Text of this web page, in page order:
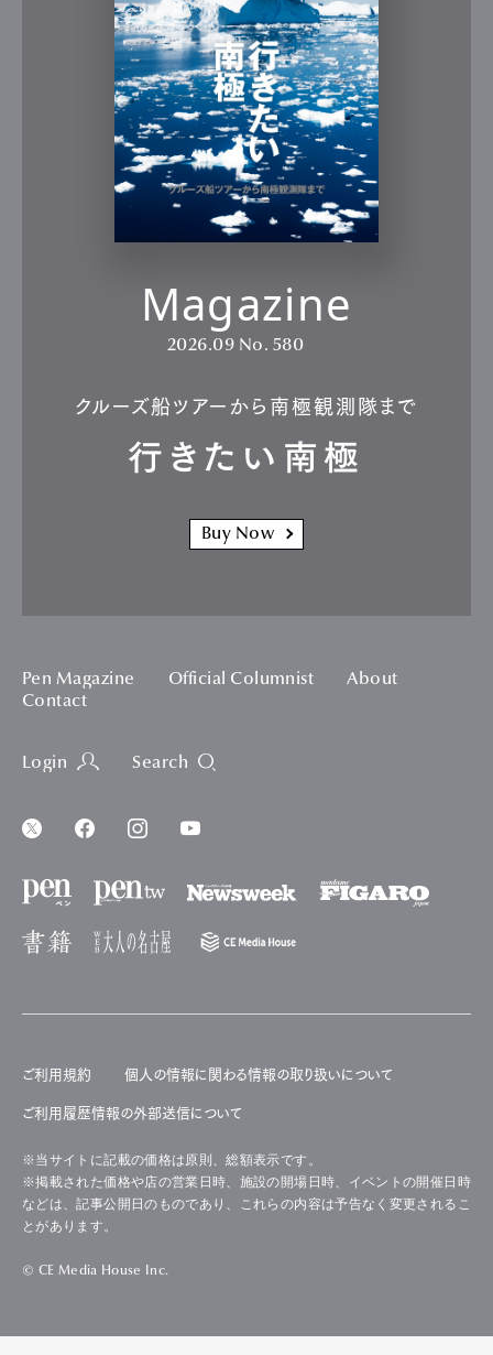
Magazine
2026.09 No. 580
クルーズ船ツアーから南極観測隊まで
行きたい南極
Buy Now
Pen Magazine Official Columnist
About
Contact
Login Search
ご利用規約 個人の情報に関わる情報の取り扱いについて
ご利用履歴情報の外部送信について
※当サイトに記載の価格は原則、総額表示です。
※掲載された価格や店の営業日時、施設の開場日時、イベントの開催日時
などは、記事公開日のものであり、これらの内容は予告なく変更されるこ
とがあります。
© CE Media House Inc.